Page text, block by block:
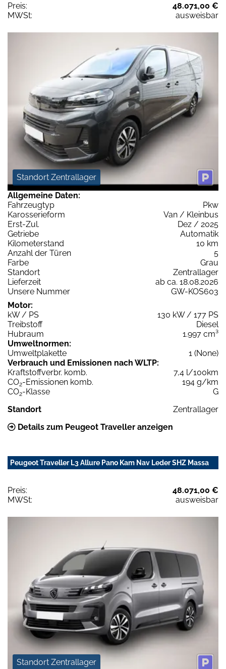
Preis:
48.071,00 €
MWSt:
ausweisbar
Standort Zentrallager
Allgemeine Daten:
Fahrzeugtyp
Pkw
Karosserieform
Van / Kleinbus
Erst-Zul.
Dez / 2025
Getriebe
Automatik
Kilometerstand
10 km
Anzahl der Türen
5
Farbe
Grau
Standort
Zentrallager
Lieferzeit
ab ca. 18.08.2026
Unsere Nummer
GW-KOS603
Motor:
kW / PS
130 kW / 177 PS
Treibstoff
Diesel
Hubraum
1.997 cm³
Umweltnormen:
Umweltplakette
1 (None)
Verbrauch und Emissionen nach WLTP:
Kraftstoffverbr. komb.
7,4 l/100km
CO2-Emissionen komb.
194 g/km
CO2-Klasse
G
Standort
Zentrallager
Details zum Peugeot Traveller anzeigen
Peugeot Traveller L3 Allure Pano Kam Nav Leder SHZ Massa
Preis:
48.071,00 €
MWSt:
ausweisbar
Standort Zentrallager